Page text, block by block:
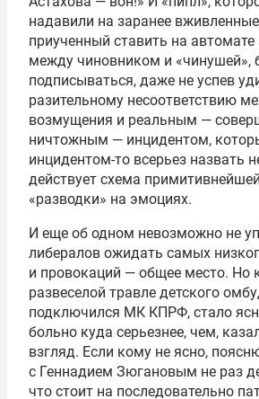
надавили на заранее
приученный ставить на автомате
между чиновником и «чинушей»,
подписываться, даже не успев
разительному несоответствию
возмущения и реальным —
ничтожным — инцидентом,
инцидентом-то всерьез назвать
действует схема
«разводки» на эмоциях.
И еще об одном невозможно не
либералов ожидать самых
и провокаций — общее место. Но
развеселой травле детского
подключился МК КПРФ, стало
больно куда серьезнее, чем,
взгляд. Если кому не ясно,
с Геннадием Зюгановым не раз
что стоит на последовательно